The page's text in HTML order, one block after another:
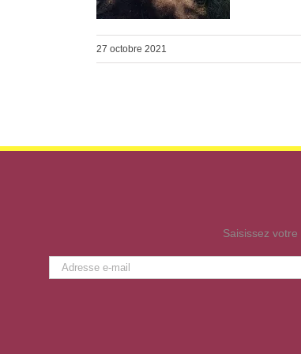
27 octobre 2021
Saisissez
Adresse